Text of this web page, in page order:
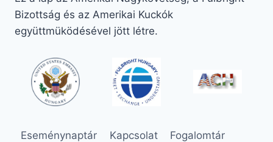
Bizottság és az Amerikai Kuckók
együttmüködésével jött létre.
Eseménynaptár Kapcsolat Fogalomtár